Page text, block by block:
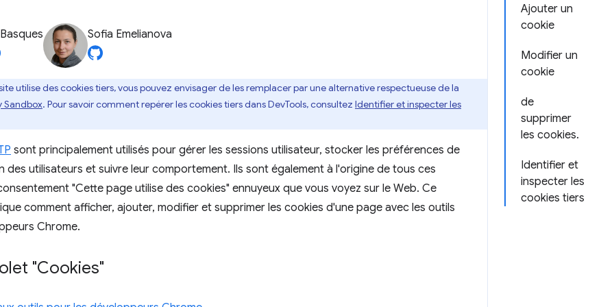
Ajouter un
cookie
Modifier un
cookie
de
supprimer
les cookies.
Identifier et
inspecter les
cookies tiers
Sofia Emelianova
utilise des cookies tiers, vous pouvez envisager de les remplacer par une alternative respectueuse de la
Sandbox. Pour savoir comment repérer les cookies tiers dans DevTools, consultez Identifier et inspecter les
sont principalement utilisés pour gérer les sessions utilisateur, stocker les préférences de
des utilisateurs et suivre leur comportement. Ils sont également à l'origine de tous ces
"Cette page utilise des cookies" ennuyeux que vous voyez sur le Web. Ce
comment afficher, ajouter, modifier et supprimer les cookies d'une page avec les outils
Chrome.
"Cookies"